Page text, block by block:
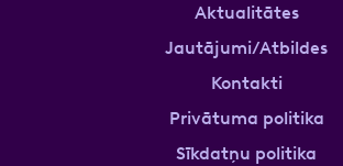
Aktualitātes
Jautājumi/Atbildes
Kontakti
Privātuma politika
Sīkdatņu politika